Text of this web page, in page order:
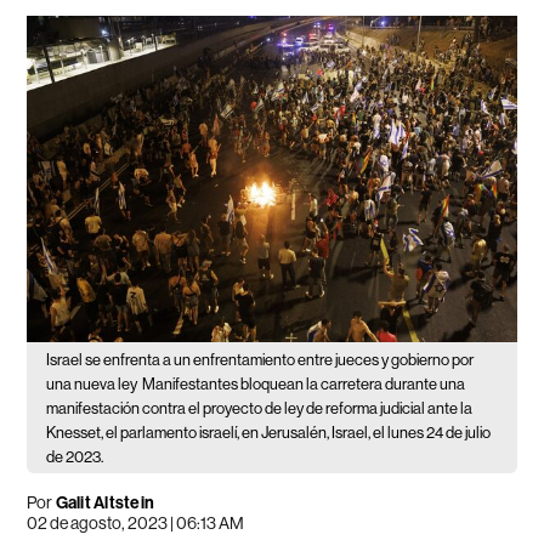
Israel se enfrenta a un enfrentamiento entre jueces y gobierno por
una nueva ley Manifestantes bloquean la carretera durante una
manifestación contra el proyecto de ley de reforma judicial ante la
Knesset, el parlamento israelí, en Jerusalén, Israel, el lunes 24 de julio
de 2023.
PorGalit Altstein
02 de agosto, 2023 | 06:13 AM